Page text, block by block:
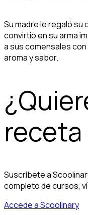
Su madre le regaló
convirtió en su arma
a sus comensales
aroma y sabor.
Suscríbete a
completo de cursos,
Accede a Scoolinary